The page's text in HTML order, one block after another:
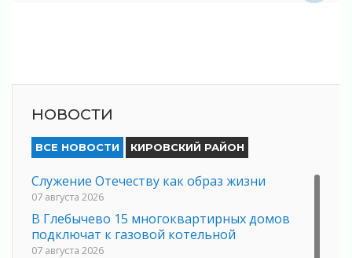
НОВОСТИ
ВСЕ НОВОСТИ КИРОВСКИЙ РАЙОН
Служение Отечеству как образ жизни
07 августа 2026
В Глебычево 15 многоквартирных домов
подключат к газовой котельной
07 августа 2026